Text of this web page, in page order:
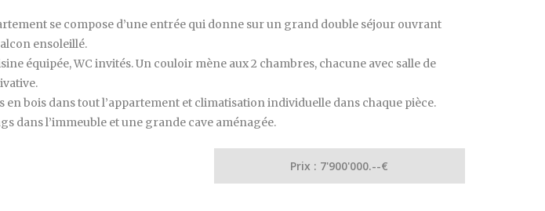
se compose d’une entrée qui donne sur un grand double séjour ouvrant
ensoleillé.
équipée, WC invités. Un couloir mène aux 2 chambres, chacune avec salle de
en bois dans tout l’appartement et climatisation individuelle dans chaque pièce.
dans l’immeuble et une grande cave aménagée.
Prix : 7'900'000.--€